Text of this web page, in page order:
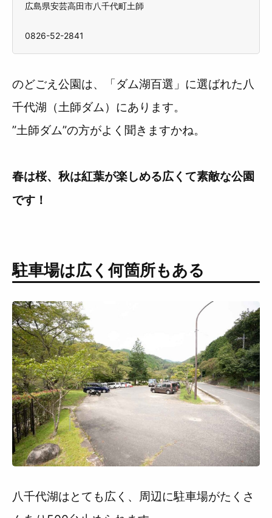
広島県安芸高田市八千代町土師
0826-52-2841
のどごえ公園は、「ダム湖百選」に選ばれた八
千代湖（土師ダム）にあります。
”土師ダム”の方がよく聞きますかね。
春は桜、秋は紅葉が楽しめる広くて素敵な公園
です！
駐車場は広く何箇所もある
八千代湖はとても広く、周辺に駐車場がたくさ